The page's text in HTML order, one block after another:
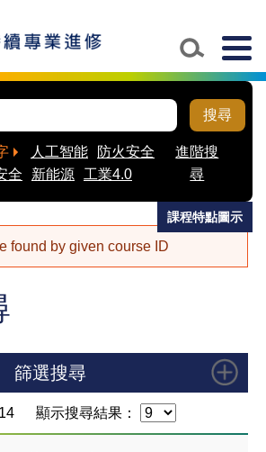
搜尋
人工智能
防火安全
全 新能源 工業4.0
進階搜
尋
found by given course ID
篩選搜尋
顯示搜尋結果：
課程特點圖示